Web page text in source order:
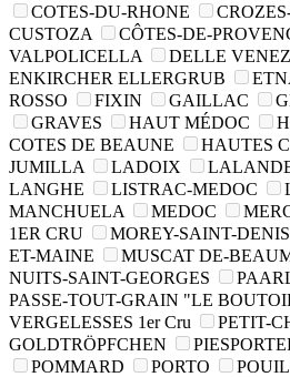
COTES-DU-RHONE
CUSTOZA
CÔTES-DE-
VALPOLICELLA
DELLE
ENKIRCHER ELLERGRUB
ROSSO
FIXIN GAILLAC
GRAVES
HAUT MÉDOC
COTES DE BEAUNE
HAUTES
JUMILLA
LADOIX
LANGHE
LISTRAC-MEDOC
MANCHUELA
MEDOC
1ER CRU
MOREY-SAINT-DENIS
ET-MAINE
MUSCAT DE-
NUITS-SAINT-GEORGES
PASSE-TOUT-GRAIN "LE
VERGELESSES 1er Cru
PETIT-
GOLDTRÖPFCHEN
POMMARD
PORTO